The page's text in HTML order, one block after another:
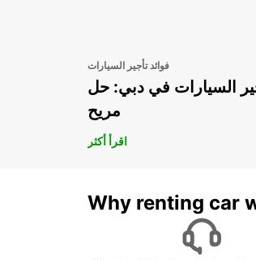
فوائد تأجير السيارات
السيارات في دبي: حل
مريح
اقرأ أكثر
Why renting car